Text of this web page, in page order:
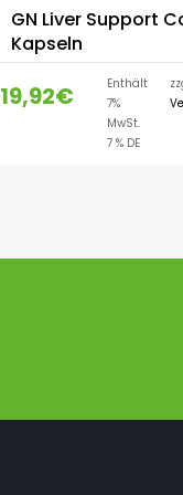
GN Liver Support
Kapseln
19,92€
Enthält
7%
MwSt.
7 % DE